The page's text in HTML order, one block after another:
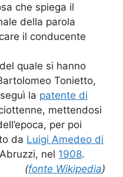
che spiega il
della parola
il conducente
del quale si hanno
Tonietto,
la patente di
mettendosi
per poi
da Luigi Amedeo di
nel 1908.
(fonte Wikipedia)